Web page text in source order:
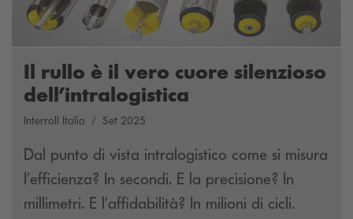
Il rullo è il vero cuore silenzioso
dell’intralogistica
Interroll Italia Set 2025
Dal punto di vista intralogistico come si misura
l’efficienza? In secondi. E la precisione? In
millimetri. E l’affidabilità? In milioni di cicli.